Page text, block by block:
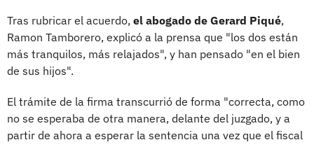
Tras rubricar el acuerdo, el abogado de Gerard Piqué,
Ramon Tamborero, explicó a la prensa que "los dos están
más tranquilos, más relajados", y han pensado "en el bien
de sus hijos".
El trámite de la firma transcurrió de forma "correcta, como
no se esperaba de otra manera, delante del juzgado, y a
partir de ahora a esperar la sentencia una vez que el fiscal